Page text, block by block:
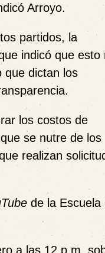
Arroyo.
partidos, la
indicó que esto
que dictan los
los costos de
se nutre de los
realizan
de la Escuela
a las 12 p.m.